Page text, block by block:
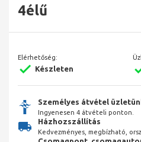
4élű
Elérhetőség:
Készleten
Személyes átvétel
Ingyenesen 4 átvételi ponton.
Házhozszállítás
Kedvezményes, megbízható,